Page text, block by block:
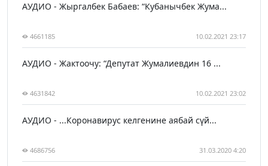
АУДИО - Жыргалбек Бабаев: “Кубанычбек Жума...
4661185 10.02.2021 23:17
АУДИО - Жактоочу: “Депутат Жумалиевдин 16 ...
4631842 10.02.2021 23:02
АУДИО - ...Коронавирус келгенине аябай сүй...
4686756 31.03.2020 4:20